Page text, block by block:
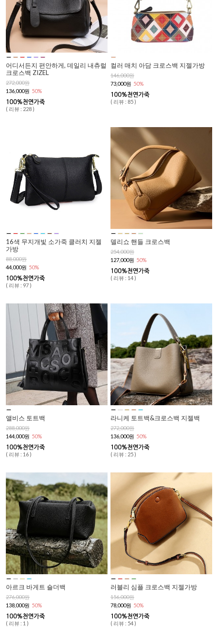
어디서든지 편안하게, 데일리 내츄럴
크로스백 ZIZEL
272,000원
136,000원 50%
( 리뷰 : 228 )
컬러 매치 아담 크로스백 지젤가방
146,000원
73,000원 50%
( 리뷰 : 85 )
16색 무지개빛 소가죽 클러치 지젤
가방
88,000원
44,000원 50%
( 리뷰 : 97 )
델리쇼 핸들 크로스백
254,000원
127,000원 50%
( 리뷰 : 14 )
앨비스 토트백
288,000원
144,000원 50%
( 리뷰 : 16 )
라니케 토트백&크로스백 지젤백
272,000원
136,000원 50%
( 리뷰 : 25 )
아르크 바게트 숄더백
276,000원
138,000원 50%
( 리뷰 : 1 )
러블리 심플 크로스백 지젤가방
156,000원
78,000원 50%
( 리뷰 : 54 )